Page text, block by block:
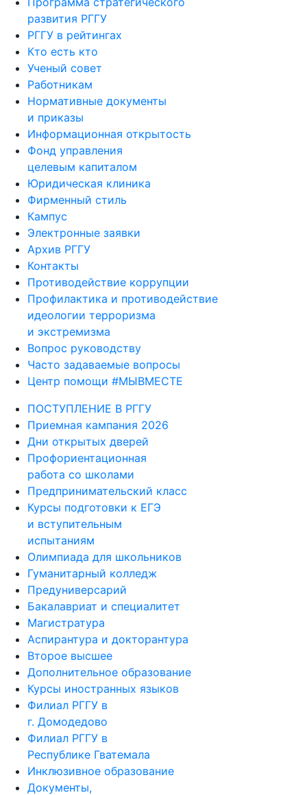
развития РГГУ
РГГУ в рейтингах
Кто есть кто
Ученый совет
Работникам
Нормативные документы
и приказы
Информационная открытость
Фонд управления
целевым капиталом
Юридическая клиника
Фирменный стиль
Кампус
Электронные заявки
Архив РГГУ
Контакты
Противодействие коррупции
Профилактика и противодействие
идеологии терроризма
и экстремизма
Вопрос руководству
Часто задаваемые вопросы
Центр помощи #МЫВМЕСТЕ
ПОСТУПЛЕНИЕ В РГГУ
Приемная кампания 2026
Дни открытых дверей
Профориентационная
работа со школами
Предпринимательский класс
Курсы подготовки к ЕГЭ
и вступительным
испытаниям
Олимпиада для школьников
Гуманитарный колледж
Предуниверсарий
Бакалавриат и специалитет
Магистратура
Аспирантура и докторантура
Второе высшее
Дополнительное образование
Курсы иностранных языков
Филиал РГГУ в
г. Домодедово
Филиал РГГУ в
Республике Гватемала
Инклюзивное образование
Документы,